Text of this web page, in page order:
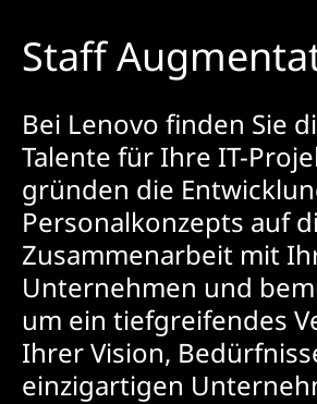
Staff
Bei Lenovo finden Sie
Talente für Ihre IT-
gründen die
Personalkonzepts auf
Zusammenarbeit mit
Unternehmen und
um ein tiefgreifendes
Ihrer Vision,
einzigartigen